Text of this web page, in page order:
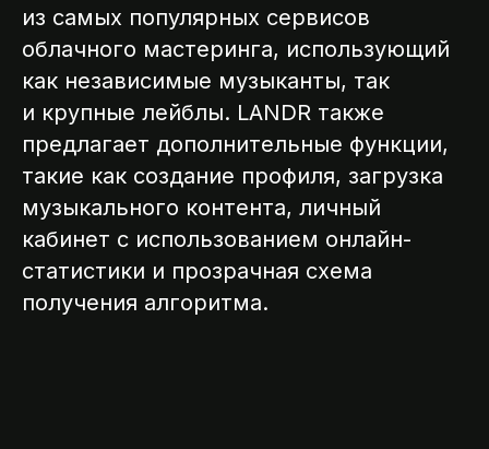
из самых популярных сервисов
облачного мастеринга, использующий
как независимые музыканты, так
и крупные лейблы. LANDR также
предлагает дополнительные функции,
такие как создание профиля, загрузка
музыкального контента, личный
кабинет с использованием онлайн-
статистики и прозрачная схема
получения алгоритма.